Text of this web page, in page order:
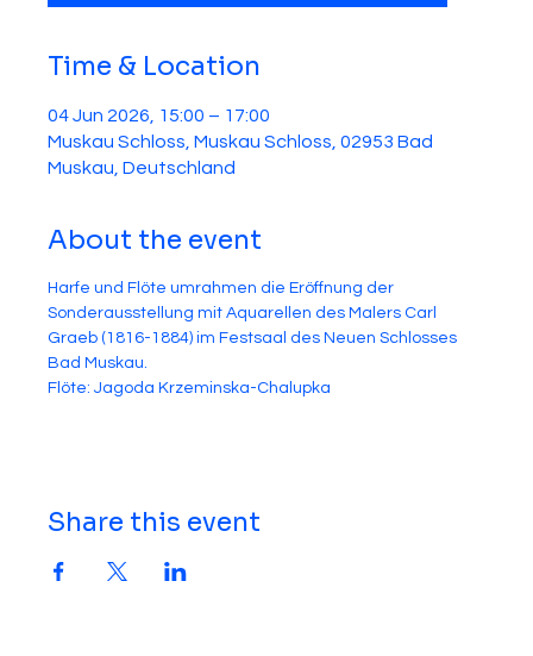
Time & Location
04 Jun 2026, 15:00 – 17:00
Muskau Schloss, Muskau Schloss, 02953 Bad
Muskau, Deutschland
About the event
Harfe und Flöte umrahmen die Eröffnung der
Sonderausstellung mit Aquarellen des Malers Carl
Graeb (1816-1884) im Festsaal des Neuen Schlosses
Bad Muskau.
Flöte: Jagoda Krzeminska-Chalupka
Share this event